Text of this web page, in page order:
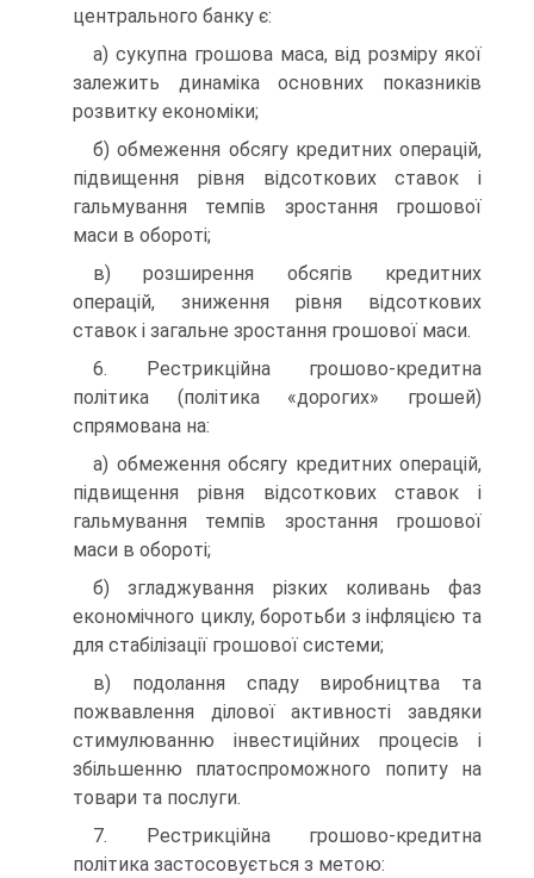
центрального банку є:
а) сукупна грошова маса, від розміру якої
залежить динаміка основних показників
розвитку економіки;
б) обмеження обсягу кредитних операцій,
підвищення рівня відсоткових ставок і
гальмування темпів зростання грошової
маси в обороті;
в) розширення обсягів кредитних
операцій, зниження рівня відсоткових
ставок і загальне зростання грошової маси.
6. Рестрикційна грошово-кредитна
політика (політика «дорогих» грошей)
спрямована на:
а) обмеження обсягу кредитних операцій,
підвищення рівня відсоткових ставок і
гальмування темпів зростання грошової
маси в обороті;
б) згладжування різких коливань фаз
економічного циклу, боротьби з інфляцією та
для стабілізації грошової системи;
в) подолання спаду виробництва та
пожвавлення ділової активності завдяки
стимулюванню інвестиційних процесів і
збільшенню платоспроможного попиту на
товари та послуги.
7. Рестрикційна грошово-кредитна
політика застосовується з метою: